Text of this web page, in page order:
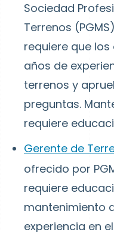
Sociedad
Terrenos
requiere que
años de
terrenos y
preguntas.
requiere
Gerente de
ofrecido por
requiere
mantenimiento
experiencia en